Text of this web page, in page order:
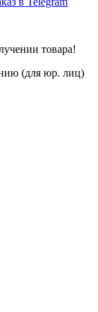
товара!
(для юр. лиц)